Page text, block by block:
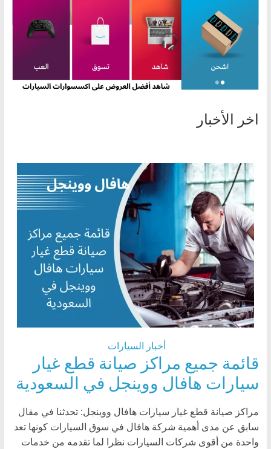
ي
اخر الأخبار
أخبار السيارات
قائمة جميع مراكز صيانة قطع غيار
سيارات هافال ووينجل في السعودية
مراكز صيانة قطع غيار سيارات هافال ووينجل: تحدثنا في مقال
سابق عن مدى أهمية شركة هافال في سوق السيارات كونها تعد
واحدة من أقوى شركات السيارات نظرا لما تقدمه من خدمات